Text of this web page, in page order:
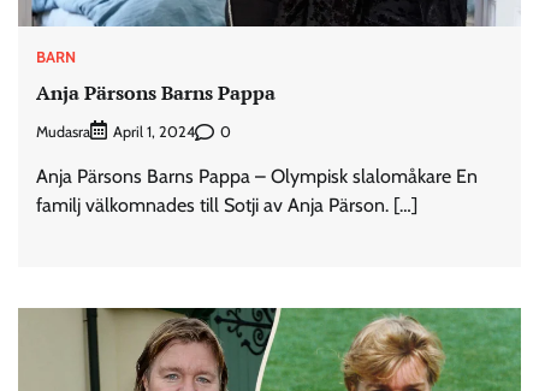
BARN
Anja Pärsons Barns Pappa
Mudasra April 1, 2024 0
Anja Pärsons Barns Pappa – Olympisk slalomåkare En
familj välkomnades till Sotji av Anja Pärson. […]